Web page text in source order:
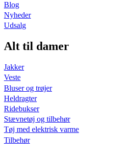
Blog
Nyheder
Udsalg
Alt til damer
Jakker
Veste
Bluser og trøjer
Heldragter
Ridebukser
Stævnetøj og tilbehør
Tøj med elektrisk varme
Tilbehør